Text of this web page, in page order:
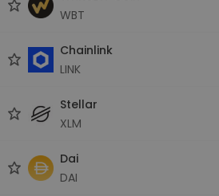
WBT
Chainlink
LINK
Stellar
XLM
Dai
DAI